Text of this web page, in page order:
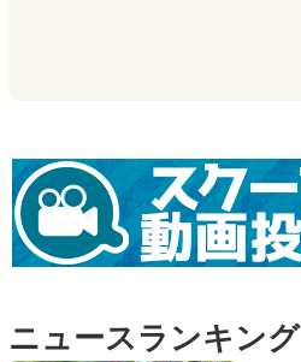
ニュースランキング